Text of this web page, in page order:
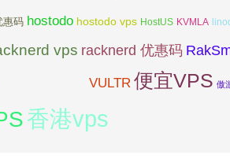
惠码 hostodo hostodo vps HostUS KVMLA
vps racknerd 优惠码
VULTR 便宜VPS 傲
香港vps